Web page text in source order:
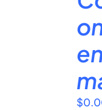
en
$